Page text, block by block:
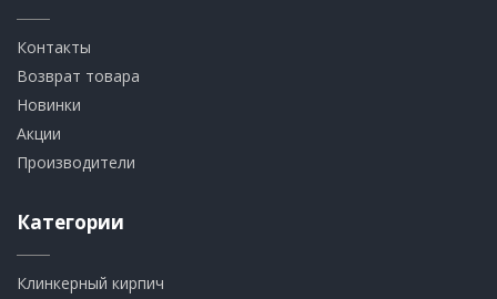
Контакты
Возврат товара
Новинки
Акции
Производители
Категории
Клинкерный кирпич​